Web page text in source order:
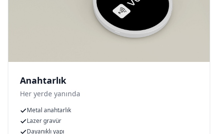
Anahtarlık
Her yerde yanında
Metal anahtarlık
Lazer gravür
Dayanıklı yapı